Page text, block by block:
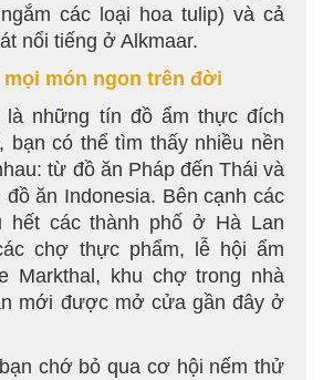
các loại hoa tulip) và cả
nổi tiếng ở Alkmaar.
món ngon trên đời
là những tín đồ ẩm thực đích
bạn có thể tìm thấy nhiều nền
từ đồ ăn Pháp đến Thái và
ăn Indonesia. Bên cạnh các
hết các thành phố ở Hà Lan
chợ thực phẩm, lễ hội ẩm
Markthal, khu chợ trong nhà
mới được mở cửa gần đây ở
chớ bỏ qua cơ hội nếm thử